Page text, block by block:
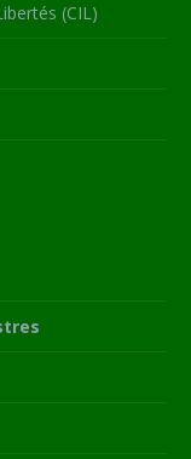
(CIL)